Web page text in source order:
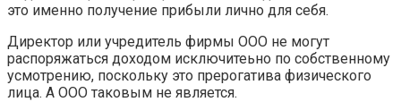
это именно получение прибыли лично для себя.
Директор или учредитель фирмы ООО не могут
распоряжаться доходом исключитеьно по собственному
усмотрению, поскольку это прерогатива физического
лица. А ООО таковым не является.